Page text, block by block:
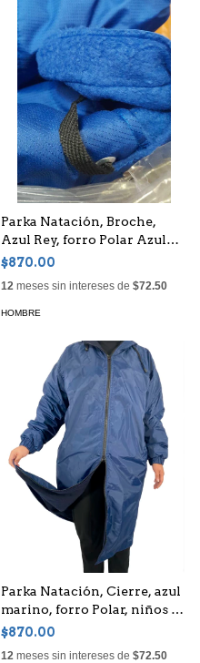
Parka Natación, Broche,
Azul Rey, forro Polar Azul
Rey, niños o adultos, Unisex
$870.00
12 meses sin intereses de $72.50
HOMBRE
Parka Natación, Cierre, azul
marino, forro Polar, niños o
adultos, Unisex
$870.00
12 meses sin intereses de $72.50